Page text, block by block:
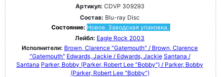
Артикул: CDVP 309293
Состав: Blu-ray Disc
Состояние: Новое. Заводская упаковка.
Лейбл: Eagle Rock 2003
Исполнители: Brown, Clarence "Gatemouth" / Brown, Clarence
"Gatemouth" Edwards, Jackie / Edwards, Jackie Santana /
Santana Parker, Bobby (Parker, Robert Lee "Bobby") / Parker, Bobby
(Parker, Robert Lee "Bobby")